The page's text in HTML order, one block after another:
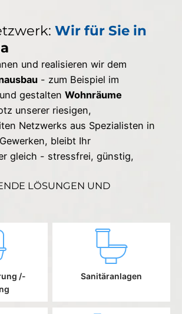
Wir für Sie in
und realisieren wir dem
- zum Beispiel im
gestalten Wohnräume
unserer riesigen,
Netzwerks aus Spezialisten in
bleibt Ihr
gleich - stressfrei, günstig,
LÖSUNGEN UND
/-
Sanitäranlagen